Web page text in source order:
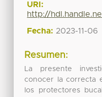
URI:
http://
Fecha: 2023-11-06
Resumen:
La presente
conocer la correcta
los protectores